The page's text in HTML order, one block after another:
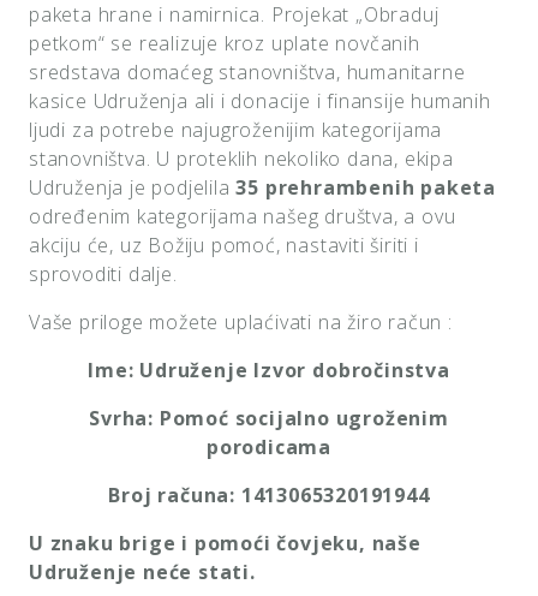
paketa hrane i namirnica. Projekat „Obraduj
petkom“ se realizuje kroz uplate novčanih
sredstava domaćeg stanovništva, humanitarne
kasice Udruženja ali i donacije i finansije humanih
ljudi za potrebe najugroženijim kategorijama
stanovništva. U proteklih nekoliko dana, ekipa
Udruženja je podjelila35 prehrambenih paketa
određenim kategorijama našeg društva, a ovu
akciju će, uz Božiju pomoć, nastaviti širiti i
sprovoditi dalje.
Vaše priloge možete uplaćivati na žiro račun :
Ime: Udruženje Izvor dobročinstva
Svrha: Pomoć socijalno ugroženim
porodicama
Broj računa: 1413065320191944
U znaku brige i pomoći čovjeku, naše
Udruženje neće stati.